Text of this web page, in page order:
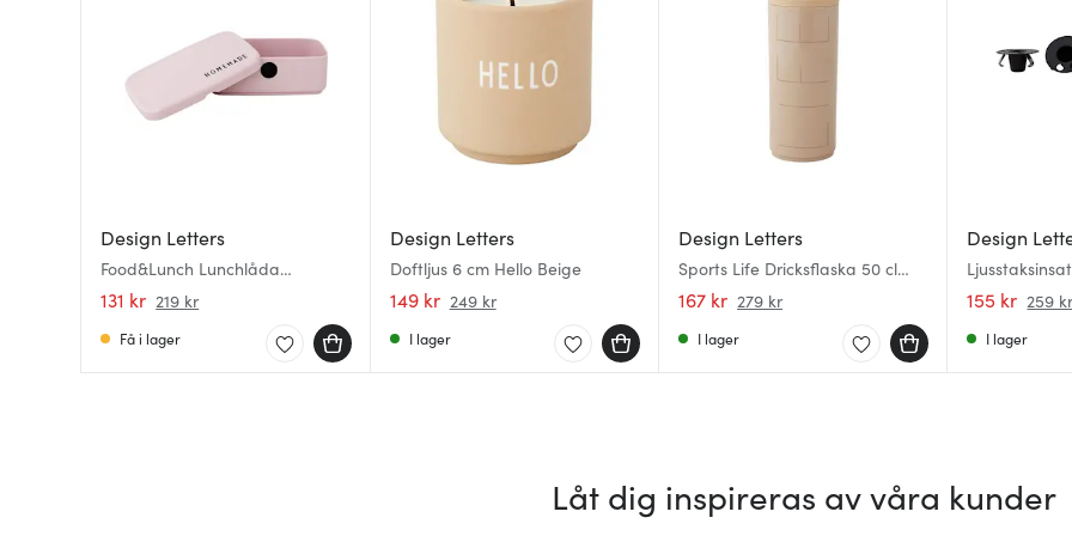
Design Letters
Food&Lunch Lunchlåda
6,5x18x11 cm Lavender
131 kr 219 kr
Få i lager
Design Letters
Doftljus 6 cm Hello Beige
149 kr 249 kr
I lager
Design Letters
Sports Life Dricksflaska 50 cl
Beige
167 kr 279 kr
I lager
Design
155 kr 259
I lager
Låt dig inspireras av våra kunder